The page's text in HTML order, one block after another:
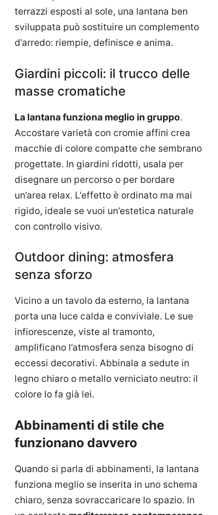
terrazzi esposti al sole, una lantana ben
sviluppata può sostituire un complemento
d’arredo: riempie, definisce e anima.
Giardini piccoli: il trucco delle
masse cromatiche
La lantana funziona meglio in gruppo.
Accostare varietà con cromie affini crea
macchie di colore compatte che sembrano
progettate. In giardini ridotti, usala per
disegnare un percorso o per bordare
un’area relax. L’effetto è ordinato ma mai
rigido, ideale se vuoi un’estetica naturale
con controllo visivo.
Outdoor dining: atmosfera
senza sforzo
Vicino a un tavolo da esterno, la lantana
porta una luce calda e conviviale. Le sue
infiorescenze, viste al tramonto,
amplificano l’atmosfera senza bisogno di
eccessi decorativi. Abbinala a sedute in
legno chiaro o metallo verniciato neutro: il
colore lo fa già lei.
Abbinamenti di stile che
funzionano davvero
Quando si parla di abbinamenti, la lantana
funziona meglio se inserita in uno schema
chiaro, senza sovraccaricare lo spazio. In